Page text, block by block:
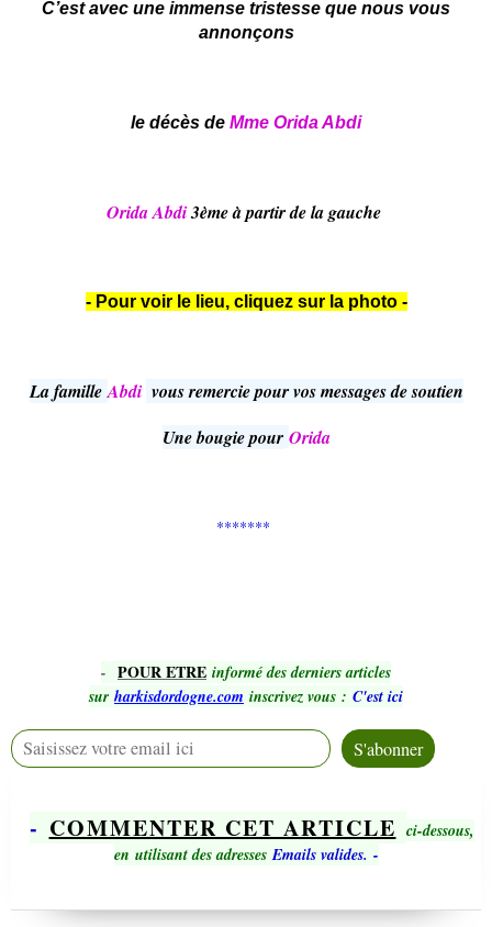
C’est avec une immense tristesse que nous vous
annonçons
le décès de Mme Orida Abdi
Orida Abdi3ème à partir de la gauche
- Pour voir le lieu, cliquez sur la photo -
La famille Abdi vous remercie pour vos messages de soutien
Une bougie pour Orida
*******
- POUR ETRE informé des derniers articles
sur harkisdordogne.com inscrivez vous : C'est ici
- COMMENTER CET ARTICLE ci-dessous,
en utilisant des adressesEmails valides. -